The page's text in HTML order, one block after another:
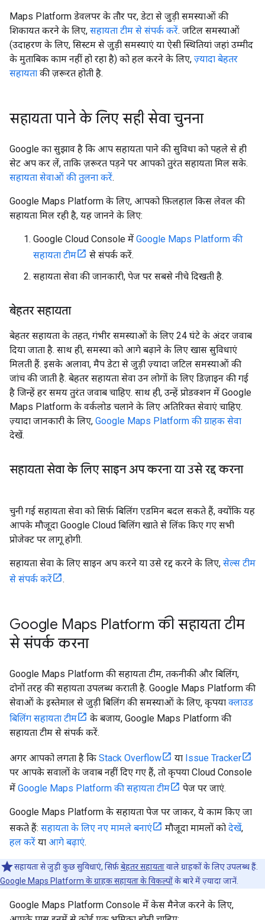
Maps Platform डेवलपर के तौर पर, डेटा से जुड़ी समस्याओं की
शिकायत करने के लिए, सहायता टीम से संपर्क करें. जटिल समस्याओं
(उदाहरण के लिए, सिस्टम से जुड़ी समस्याएं या ऐसी स्थितियां जहां उम्मीद
के मुताबिक काम नहीं हो रहा है) को हल करने के लिए, ज़्यादा बेहतर
सहायता की ज़रूरत होती है.
सहायता पाने के लिए सही सेवा चुनना
Google का सुझाव है कि आप सहायता पाने की सुविधा को पहले से ही
सेट अप कर लें, ताकि ज़रूरत पड़ने पर आपको तुरंत सहायता मिल सके.
सहायता सेवाओं की तुलना करें.
Google Maps Platform के लिए, आपको फ़िलहाल किस लेवल की
सहायता मिल रही है, यह जानने के लिए:
Google Cloud Console में Google Maps Platform की
सहायता टीम
से संपर्क करें.
सहायता सेवा की जानकारी, पेज पर सबसे नीचे दिखती है.
बेहतर सहायता
बेहतर सहायता के तहत, गंभीर समस्याओं के लिए 24 घंटे के अंदर जवाब
दिया जाता है. साथ ही, समस्या को आगे बढ़ाने के लिए खास सुविधाएं
मिलती हैं. इसके अलावा, मैप डेटा से जुड़ी ज़्यादा जटिल समस्याओं की
जांच की जाती है. बेहतर सहायता सेवा उन लोगों के लिए डिज़ाइन की गई
है जिन्हें हर समय तुरंत जवाब चाहिए. साथ ही, उन्हें प्रोडक्शन में Google
Maps Platform के वर्कलोड चलाने के लिए अतिरिक्त सेवाएं चाहिए.
ज़्यादा जानकारी के लिए, Google Maps Platform की ग्राहक सेवा
देखें.
सहायता सेवा के लिए साइन अप करना या उसे रद्द करना
चुनी गई सहायता सेवा को सिर्फ़ बिलिंग एडमिन बदल सकते हैं, क्योंकि यह
आपके मौजूदा Google Cloud बिलिंग खाते से लिंक किए गए सभी
प्रोजेक्ट पर लागू होगी.
सहायता सेवा के लिए साइन अप करने या उसे रद्द करने के लिए, सेल्स टीम
से संपर्क करें
.
Google Maps Platform की सहायता टीम
से संपर्क करना
Google Maps Platform की सहायता टीम, तकनीकी और बिलिंग,
दोनों तरह की सहायता उपलब्ध कराती है. Google Maps Platform की
सेवाओं के इस्तेमाल से जुड़ी बिलिंग की समस्याओं के लिए, कृपया क्लाउड
बिलिंग सहायता टीम
के बजाय, Google Maps Platform की
सहायता टीम से संपर्क करें.
अगर आपको लगता है कि Stack Overflow या Issue Tracker
पर आपके सवालों के जवाब नहीं दिए गए हैं, तो कृपया Cloud Console
में Google Maps Platform की सहायता टीम पेज पर जाएं.
Google Maps Platform के सहायता पेज पर जाकर, ये काम किए जा
सकते हैं: सहायता के लिए नए मामले बनाएं मौजूदा मामलों को देखें,
हल करें या आगे बढ़ाएं.
सहायता से जुड़ी कुछ सुविधाएं, सिर्फ़बेहतर सहायतावाले ग्राहकों के लिए उपलब्ध हैं.
Google Maps Platform के ग्राहक सहायता के विकल्पोंके बारे में ज़्यादा जानें.
Google Maps Platform Console में केस मैनेज करने के लिए,